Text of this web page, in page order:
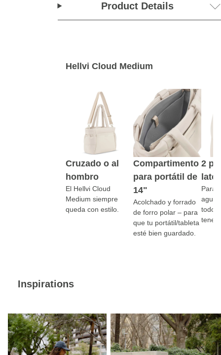
Product Details
Hellvi Cloud Medium
Cruzado o al
hombro
El Hellvi Cloud
Medium siempre
queda con estilo.
Compartimento
para portátil de
14"
Acolchado y forrado
de forro polar – para
que tu portátil/tableta
esté bien guardado.
2
Para
agua,
todo
tener
Inspirations